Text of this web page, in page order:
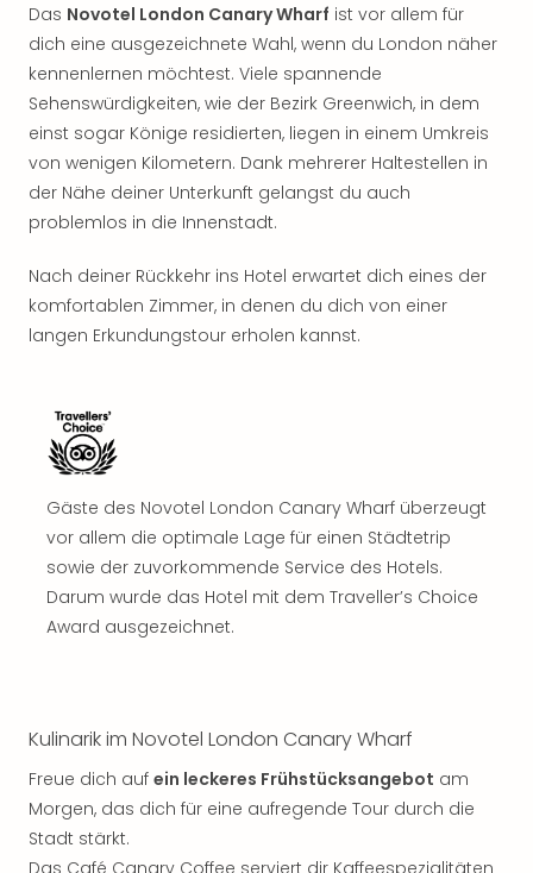
Das Novotel London Canary Wharf ist vor allem für
dich eine ausgezeichnete Wahl, wenn du London näher
kennenlernen möchtest. Viele spannende
Sehenswürdigkeiten, wie der Bezirk Greenwich, in dem
einst sogar Könige residierten, liegen in einem Umkreis
von wenigen Kilometern. Dank mehrerer Haltestellen in
der Nähe deiner Unterkunft gelangst du auch
problemlos in die Innenstadt.
Nach deiner Rückkehr ins Hotel erwartet dich eines der
komfortablen Zimmer, in denen du dich von einer
langen Erkundungstour erholen kannst.
Gäste des Novotel London Canary Wharf überzeugt
vor allem die optimale Lage für einen Städtetrip
sowie der zuvorkommende Service des Hotels.
Darum wurde das Hotel mit dem Traveller’s Choice
Award ausgezeichnet.
Kulinarik im Novotel London Canary Wharf
Freue dich auf ein leckeres Frühstücksangebot am
Morgen, das dich für eine aufregende Tour durch die
Stadt stärkt.
Das Café Canary Coffee serviert dir Kaffeespezialitäten